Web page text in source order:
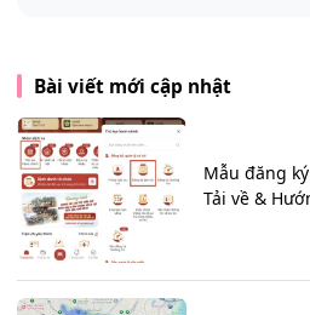
Bài viết mới cập nhật
Mẫu đăng
Tải về &